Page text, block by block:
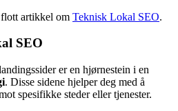
artikkel om Teknisk Lokal SEO.
SEO
er en hjørnestein i en
. Disse sidene hjelper deg med å
spesifikke steder eller tjenester.